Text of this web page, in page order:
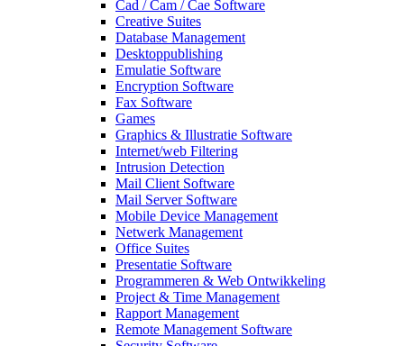
Cad / Cam / Cae Software
Creative Suites
Database Management
Desktoppublishing
Emulatie Software
Encryption Software
Fax Software
Games
Graphics & Illustratie Software
Internet/web Filtering
Intrusion Detection
Mail Client Software
Mail Server Software
Mobile Device Management
Netwerk Management
Office Suites
Presentatie Software
Programmeren & Web Ontwikkeling
Project & Time Management
Rapport Management
Remote Management Software